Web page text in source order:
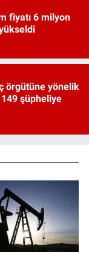
fiyatı 6 milyon
örgütüne yönelik
şüpheliye